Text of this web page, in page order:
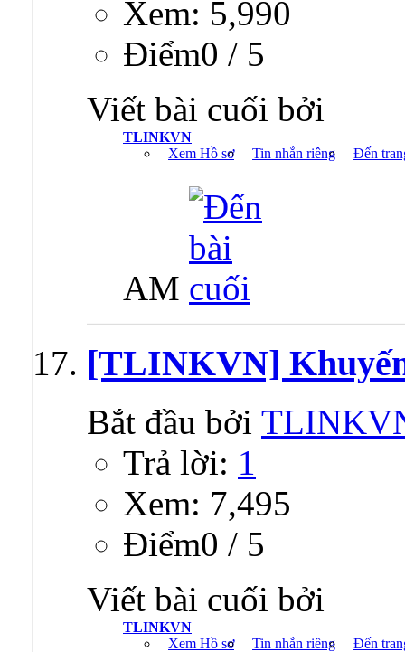
Xem: 5,990
Ðiểm0 / 5
Viết bài cuối bởi
TLINKVN
Xem Hồ sơ
Tin nhắn riêng Đến
AM
[TLINKVN]
Bắt đầu bởi
Trả lời: 1
Xem: 7,495
Ðiểm0 / 5
Viết bài cuối bởi
TLINKVN
Xem Hồ sơ
Tin nhắn riêng Đến